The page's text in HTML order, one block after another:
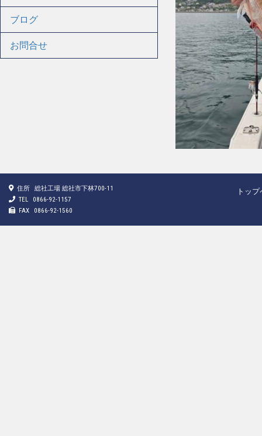
ブログ
お問合せ
住所
総社工場 総社市下林700-11
TEL
0866-92-1157
FAX
0866-92-1560
トッ